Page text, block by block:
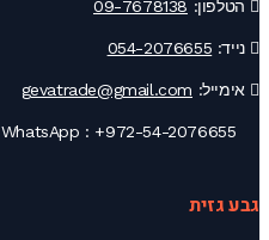
הטלפון: 09-7678138
נייד: 054-2076655
אימייל: gevatrade@gmail.com
+972-54-2076655
גבע גזית